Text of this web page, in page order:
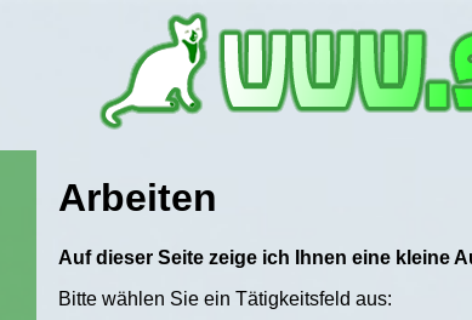
Arbeiten
Auf dieser Seite zeige ich Ihnen eine kleine
Bitte wählen Sie ein Tätigkeitsfeld aus: